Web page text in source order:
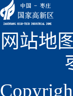
网站地图